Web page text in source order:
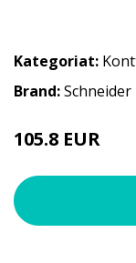
Kategoriat:
Brand:Schneider
105.8 EUR